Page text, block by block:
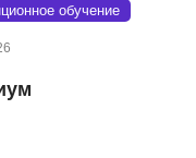
обучение